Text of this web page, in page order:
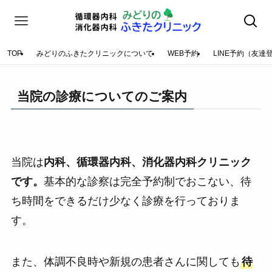
TOP みどりのふきたクリニックについて WEB予約 LINE予約（友達
当院の診療についてのご案内
当院は内科、循環器内科、消化器内科クリニック
です。 基本的な診察は完全予約制でおこない、待
ち時間をできるだけ少なく診療を行っておりま
す。
また、体調不良時や新規の患者さんに関しても 待